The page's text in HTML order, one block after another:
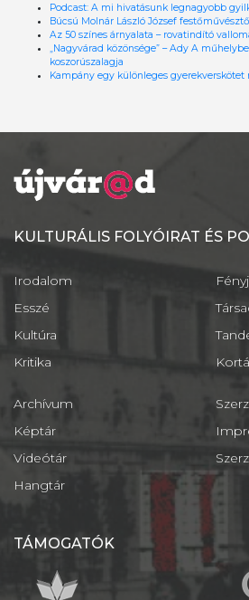
Podcast: A mi hivatásunk legnagyobb
Búcsú Molnár László József
Az 50 színes árnyalata – rovatindító
„Nagyvárad közönsége” – Ady A
koszorúszalagja
Kampány egy különleges gyerekverskötet
KULTURÁLIS FOLYÓIRAT ÉS
Irodalom
Esszé
Kultúra
Kritika
Archívum
Képtár
Videótár
Hangtár
TÁMOGATÓK